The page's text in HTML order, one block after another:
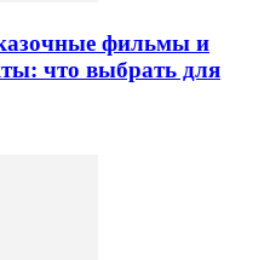
фильмы и
что выбрать для